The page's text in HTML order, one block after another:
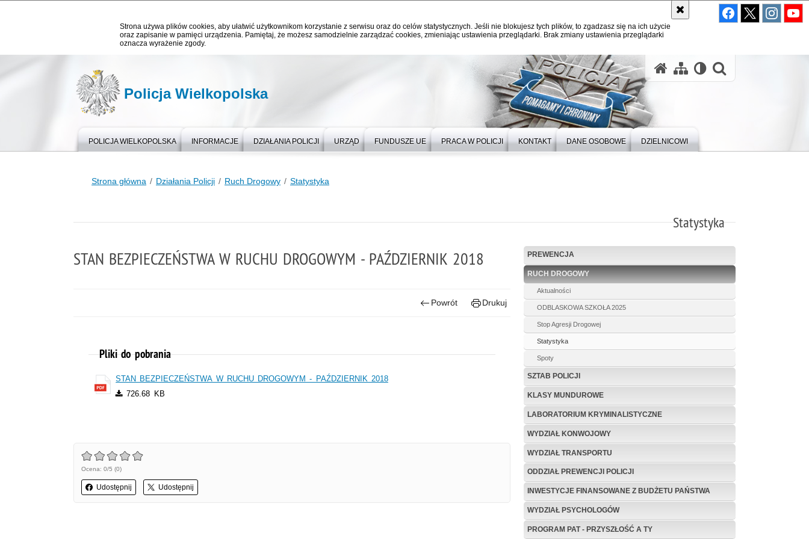
Strona używa plików cookies, aby ułatwić użytkownikom korzystanie z serwisu oraz do celów statystycznych. Jeśli nie blokujesz tych plików, to zgadzasz się na ich użycie
oraz zapisanie w pamięci urządzenia. Pamiętaj, że możesz samodzielnie zarządzać cookies, zmieniając ustawienia przeglądarki. Brak zmiany ustawienia przeglądarki
oznacza wyrażenie zgody.
Policja Wielkopolska
POLICJA WIELKOPOLSKA INFORMACJE DZIAŁANIA POLICJI URZĄD FUNDUSZE UE PRACA W POLICJI KONTAKT DANE OSOBOWE DZIELNICOWI
Strona główna Działania Policji Ruch Drogowy Statystyka
Statystyka
PREWENCJA
RUCH DROGOWY
Aktualności
ODBLASKOWA SZKOŁA 2025
Stop Agresji Drogowej
Statystyka
Spoty
SZTAB POLICJI
KLASY MUNDUROWE
LABORATORIUM KRYMINALISTYCZNE
WYDZIAŁ KONWOJOWY
WYDZIAŁ TRANSPORTU
ODDZIAŁ PREWENCJI POLICJI
INWESTYCJE FINANSOWANE Z BUDŻETU PAŃSTWA
WYDZIAŁ PSYCHOLOGÓW
PROGRAM PAT - PRZYSZŁOŚĆ A TY
STAN BEZPIECZEŃSTWA W RUCHU DROGOWYM - PAŹDZIERNIK 2018
Powrót Drukuj
Pliki do pobrania
STAN BEZPIECZEŃSTWA W RUCHU DROGOWYM - PAŹDZIERNIK 2018
726.68 KB
Ocena: 0/5 (0)
Udostępnij Udostępnij